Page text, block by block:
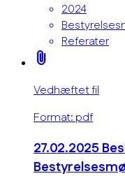
2024
Referater
attach_file
Vedhæftet fil
Format: pdf
27.02.2025